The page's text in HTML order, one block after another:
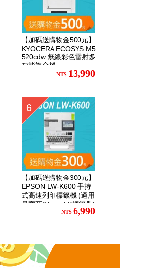
【加碼送購物金500元】
KYOCERA ECOSYS M5
520cdw 無線彩色雷射多
功能複合機
NT$ 13,990
6
【加碼送購物金300元】
EPSON LW-K600 手持
式高速列印標籤機 (適用
最寬至24mm LK標籤帶)
NT$ 6,990